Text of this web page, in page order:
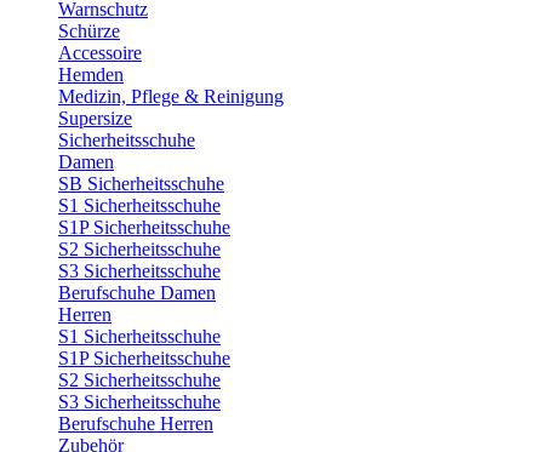
Warnschutz
Schürze
Accessoire
Hemden
Medizin, Pflege & Reinigung
Supersize
Sicherheitsschuhe
Damen
SB Sicherheitsschuhe
S1 Sicherheitsschuhe
S1P Sicherheitsschuhe
S2 Sicherheitsschuhe
S3 Sicherheitsschuhe
Berufschuhe Damen
Herren
S1 Sicherheitsschuhe
S1P Sicherheitsschuhe
S2 Sicherheitsschuhe
S3 Sicherheitsschuhe
Berufschuhe Herren
Zubehör